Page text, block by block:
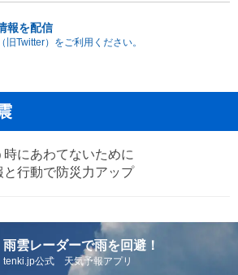
報を配信
旧Twitter）をご利用ください。
時にあわてないために
と行動で防災力アップ
雨雲レーダーで雨を回避！
tenki.jp公式 天気予報アプリ